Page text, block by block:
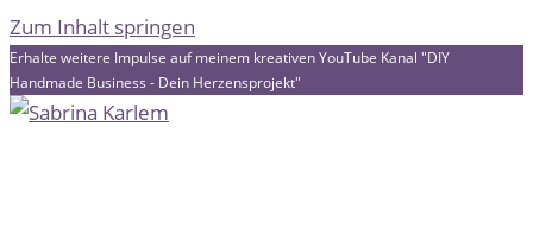
Zum Inhalt springen
Erhalte weitere Impulse auf meinem kreativen YouTube Kanal "DIY
Handmade Business - Dein Herzensprojekt"